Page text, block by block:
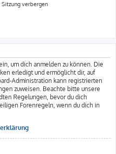
verbergen
um dich anmelden zu können. Die
erledigt und ermöglicht dir, auf
Administration kann registrierten
zuweisen. Beachte bitte unsere
Regelungen, bevor du dich
Forenregeln, wenn du dich in